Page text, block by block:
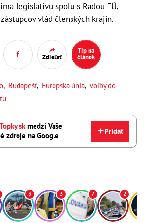
legislatívu spolu s Radou EÚ,
vlád členských krajín.
Zdieľať
Tip na
článok
, Budapešť, Európska únia, Voľby do
medzi Vaše
zdroje na Google
Pridať
3 3 7 2